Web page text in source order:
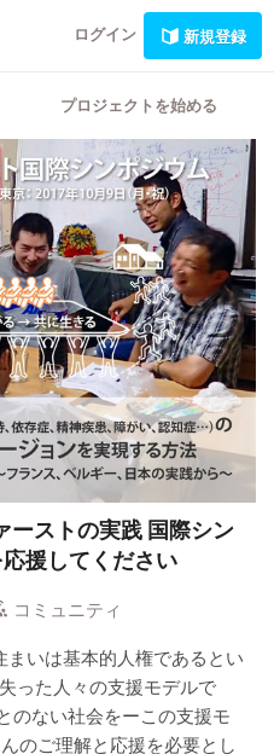
ログイン 新規登録
プロジェクトを始める
ーストの実践国際シン
援してください
コミュニティ
まいは基本的人権であるとい
った人々の支援モデルで
のない社会をーこの支援モ
のご理解と応援を必要とし